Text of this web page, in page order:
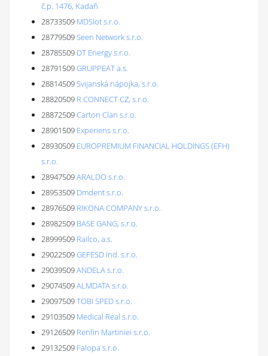
č.p. 1476, Kadaň
28733509 MDSlot s.r.o.
28779509Seen Network s.r.o.
28785509 DT Energy s.r.o.
28791509GRUPPEAT a.s.
28814509Svijanská nápojka, s.r.o.
28820509 R CONNECT CZ, s.r.o.
28872509Carton Clan s.r.o.
28901509 Experiens s.r.o.
28930509 EUROPREMIUM FINANCIAL HOLDINGS (EFH)
s.r.o.
28947509ARALDO s.r.o.
28953509 Dmdent s.r.o.
28976509 RIKONA COMPANY s.r.o.
28982509 BASE GANG, s.r.o.
28999509 Railco, a.s.
29022509GEFESD Ind. s.r.o.
29039509ANDELA s.r.o.
29074509ALMDATA s.r.o.
29097509TOBI SPED s.r.o.
29103509 Medical Real s.r.o.
29126509 Renfin Martiniei s.r.o.
29132509 Falopa s.r.o.